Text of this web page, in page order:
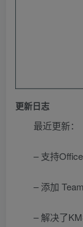
更新日志
最近更新：
– 支持
– 添加
– 解决了